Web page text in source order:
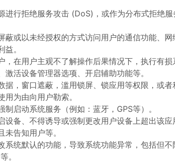
进行拒绝服务攻击 (DoS)，或作为分布式拒绝
蔽或以未经授权的方式访问用户的通信功能、
。
，在用户主观不了解操作后果情况下，执行有
活设备管理器选项、开启辅助功能等。
据，窗口遮蔽，滥用锁屏、锁应用等权限，或
为由向用户勒索。
启动系统服务（例如：蓝牙，GPS等）。
设备、不得诱导或强制更改用户设备上超出该
告知用户等。
系统默认的功能，导致系统功能异常，包括但
。